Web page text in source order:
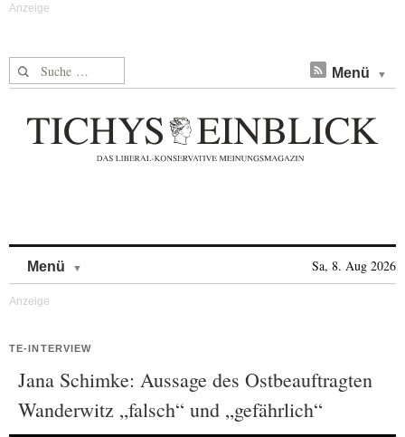
Suche nach: Menü
Menü Sa, 8. Aug 2026
TE-INTERVIEW
Jana Schimke: Aussage des Ostbeauftragten
Wanderwitz „falsch“ und „gefährlich“